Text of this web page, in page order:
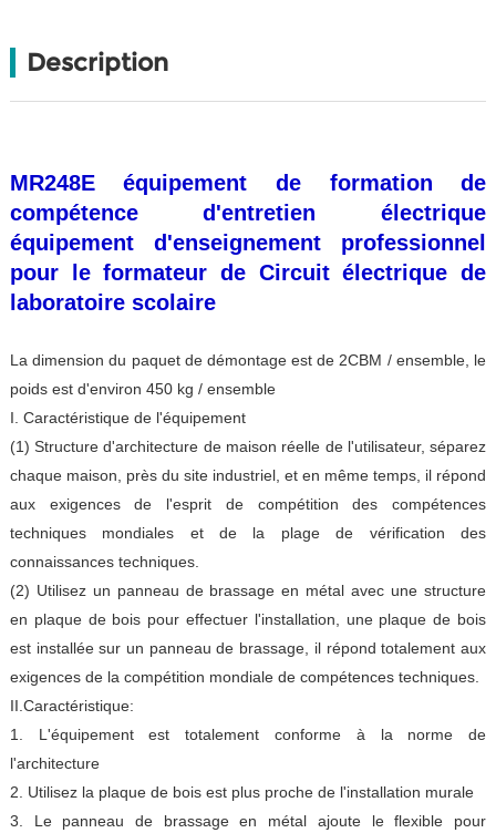
Description
MR248E équipement de formation de
compétence d'entretien électrique
équipement d'enseignement professionnel
pour le formateur de Circuit électrique de
laboratoire scolaire
La dimension du paquet de démontage est de 2CBM / ensemble, le
poids est d'environ 450 kg / ensemble
I. Caractéristique de l'équipement
(1) Structure d'architecture de maison réelle de l'utilisateur, séparez
chaque maison, près du site industriel, et en même temps, il répond
aux exigences de l'esprit de compétition des compétences
techniques mondiales et de la plage de vérification des
connaissances techniques.
(2) Utilisez un panneau de brassage en métal avec une structure
en plaque de bois pour effectuer l'installation, une plaque de bois
est installée sur un panneau de brassage, il répond totalement aux
exigences de la compétition mondiale de compétences techniques.
II.Caractéristique:
1. L'équipement est totalement conforme à la norme de
l'architecture
2. Utilisez la plaque de bois est plus proche de l'installation murale
3. Le panneau de brassage en métal ajoute le flexible pour